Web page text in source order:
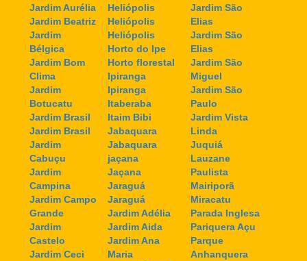
Jardim Aurélia
Jardim Beatriz
Jardim
Bélgica
Jardim Bom
Clima
Jardim
Botucatu
Jardim Brasil
Jardim Brasil
Jardim
Cabuçu
Jardim
Campina
Jardim Campo
Grande
Jardim
Castelo
Jardim Ceci
Heliópolis
Heliópolis
Heliópolis
Horto do Ipe
Horto florestal
Ipiranga
Ipiranga
Itaberaba
Itaim Bibi
Jabaquara
Jabaquara
jaçana
Jaçana
Jaraguá
Jaraguá
Jardim Adélia
Jardim Aida
Jardim Ana
Maria
Jardim São
Elias
Jardim São
Elias
Jardim São
Miguel
Jardim São
Paulo
Jardim Vista
Linda
Juquiá
Lauzane
Paulista
Mairiporã
Miracatu
Parada Inglesa
Pariquera Açu
Parque
Anhanquera